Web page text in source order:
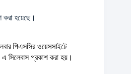
করা হয়েছে।
পিএসসির ওয়েসসাইটে
সিলেবাস প্রকাশ করা হয়।